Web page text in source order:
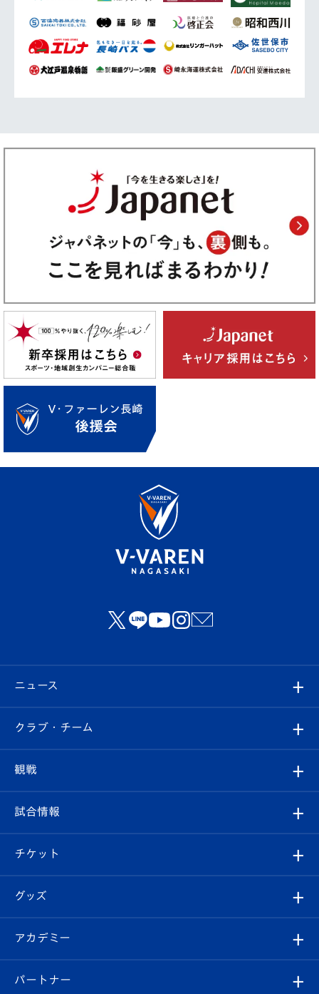
ニュース
すべて
クラブ
試合情報
チケット
イベント
メディア
クラブ・チーム
クラブ概要
エンブレム紹介
スタッフプロフィール
マスコット紹介
観戦
観戦ルール
はじめての観戦ガイド
Revive Team
ヴィヴィくんの長崎おもてなしガイド
試合情報
試合日程/結果
フォトギャラリー
スタジアムグルメ
チケット
チケット
V-LOVERS（ファンクラブ）
グッズ
オンラインショップ
アカデミー
育成からのお知らせ
パートナー